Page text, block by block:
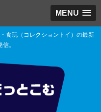
MENU
食玩（コレクショントイ）の最新
。